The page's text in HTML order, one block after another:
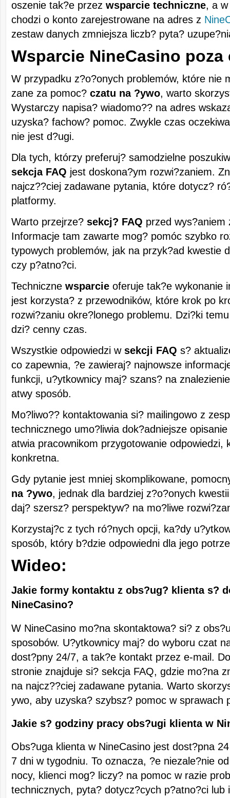
oszenie tak?e przez wsparcie techniczne, a
chodzi o konto zarejestrowane na adres z
zestaw danych zmniejsza liczb? pyta?
Wsparcie NineCasino poza
W przypadku z?o?onych problemów, które nie
zane za pomoc? czatu na ?ywo, warto
Wystarczy napisa? wiadomo?? na adres
uzyska? fachow? pomoc. Zwykle czas
nie jest d?ugi.
Dla tych, którzy preferuj? samodzielne
sekcja FAQ jest doskona?ym rozwi?zaniem.
najcz??ciej zadawane pytania, które dotycz?
platformy.
Warto przejrze? sekcj? FAQ przed wys?aniem
Informacje tam zawarte mog? pomóc szybko
typowych problemów, jak na przyk?ad kwestie
czy p?atno?ci.
Techniczne wsparcie oferuje tak?e wykonanie
jest korzysta? z przewodników, które krok po
rozwi?zaniu okre?lonego problemu. Dzi?ki
dzi? cenny czas.
Wszystkie odpowiedzi w sekcji FAQ s?
co zapewnia, ?e zawieraj? najnowsze
funkcji, u?ytkownicy maj? szans? na
atwy sposób.
Mo?liwo?? kontaktowania si? mailingowo z
technicznego umo?liwia dok?adniejsze
atwia pracownikom przygotowanie odpowiedzi,
konkretna.
Gdy pytanie jest mniej skomplikowane,
na ?ywo, jednak dla bardziej z?o?onych
daj? szersz? perspektyw? na mo?liwe
Korzystaj?c z tych ró?nych opcji, ka?dy
sposób, który b?dzie odpowiedni dla jego
Wideo:
Jakie formy kontaktu z obs?ug? klienta s?
NineCasino?
W NineCasino mo?na skontaktowa? si? z
sposobów. U?ytkownicy maj? do wyboru czat
dost?pny 24/7, a tak?e kontakt przez e-mail.
stronie znajduje si? sekcja FAQ, gdzie mo?na
na najcz??ciej zadawane pytania. Warto
ywo, aby uzyska? szybsz? pomoc w sprawach
Jakie s? godziny pracy obs?ugi klienta w
Obs?uga klienta w NineCasino jest dost?pna
7 dni w tygodniu. To oznacza, ?e niezale?nie
nocy, klienci mog? liczy? na pomoc w razie
technicznych, pyta? dotycz?cych p?atno?ci lub